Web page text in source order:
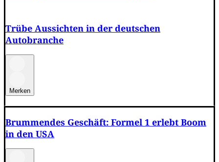
Trübe Aussichten in der deutschen
Autobranche
Merken
Brummendes Geschäft: Formel 1 erlebt Boom
in den USA